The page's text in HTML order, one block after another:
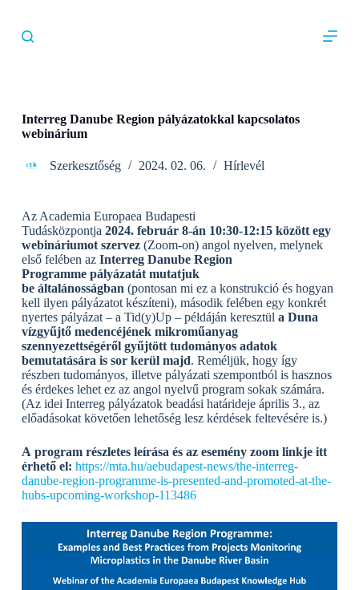
o
n
Interreg Danube Region pályázatokkal kapcsolatos
webinárium
Szerkesztőség 2024. 02. 06. Hírlevél
Az Academia Europaea Budapesti
Tudásközpontja 2024. február 8-án 10:30-12:15 között egy
webináriumot szervez(Zoom-on) angol nyelven, melynek
első felében az Interreg Danube Region
Programme pályázatát mutatjuk
be általánosságban (pontosan mi ez a konstrukció és hogyan
kell ilyen pályázatot készíteni), második felében egy konkrét
nyertes pályázat – a Tid(y)Up – példáján keresztül a Duna
vízgyűjtő medencéjének mikroműanyag
szennyezettségéről gyűjtött tudományos adatok
bemutatására is sor kerül majd. Reméljük, hogy így
részben tudományos, illetve pályázati szempontból is hasznos
és érdekes lehet ez az angol nyelvű program sokak számára.
(Az idei Interreg pályázatok beadási határideje április 3., az
előadásokat követően lehetőség lesz kérdések feltevésére is.)
A program részletes leírása és az esemény zoom linkje itt
érhető el: https://mta.hu/aebudapest-news/the-interreg-
danube-region-programme-is-presented-and-promoted-at-the-
hubs-upcoming-workshop-113486